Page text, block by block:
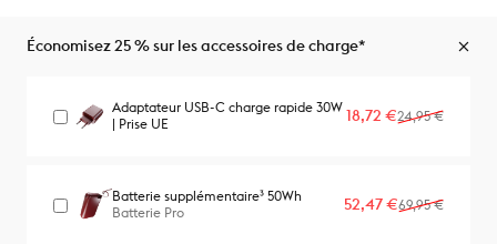
Économisez 25 % sur les accessoires de charge*
Adaptateur USB-C charge rapide 30W
| Prise UE
Prix
18,72 €
Prix habituel
24,95 €
Batterie supplémentaire³ 50Wh
Batterie Pro
Prix
52,47 €
Prix habituel
69,95 €